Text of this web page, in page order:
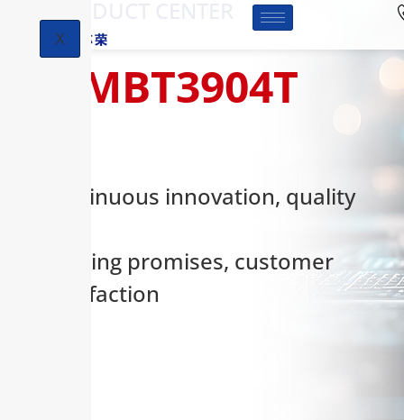
X
MMBT3904T
Continuous innovation, quality
keeping promises, customer
satisfaction